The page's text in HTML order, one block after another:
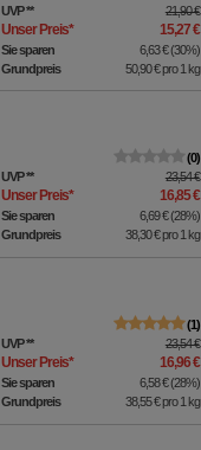
UVP** 21,90 €
Unser Preis* 15,27 €
Sie sparen 6,63 €(30%)
Grundpreis
50,90 €pro 1 kg
0
UVP** 23,54 €
Unser Preis* 16,85 €
Sie sparen 6,69 €(28%)
Grundpreis
38,30 €pro 1 kg
1
UVP** 23,54 €
Unser Preis* 16,96 €
Sie sparen 6,58 €(28%)
Grundpreis
38,55 €pro 1 kg